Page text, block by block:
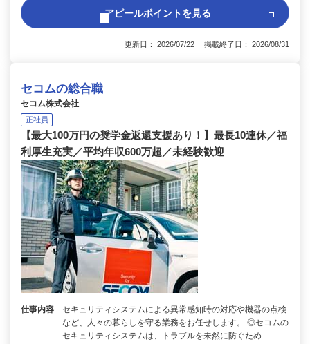
アピールポイントを見る
更新日： 2026/07/22 掲載終了日： 2026/08/31
セコムの総合職
セコム株式会社
正社員
【最大100万円の奨学金返還支援あり！】最長10連休／福
利厚生充実／平均年収600万超／未経験歓迎
仕事内容
セキュリティシステムによる異常感知時の対応や機器の点検
など、人々の暮らしを守る業務をお任せします。 ◎セコムの
セキュリティシステムは、トラブルを未然に防ぐため…